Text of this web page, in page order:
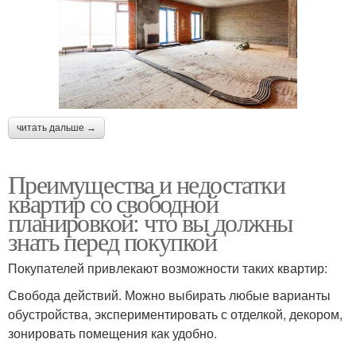
читать дальше →
Преимущества и недостатки
квартир со свободной
планировкой: что вы должны
знать перед покупкой
Покупателей привлекают возможности таких квартир:
Свобода действий. Можно выбирать любые варианты
обустройства, экспериментировать с отделкой, декором,
зонировать помещения как удобно.